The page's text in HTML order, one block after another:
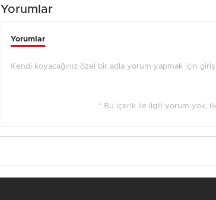
Yorumlar
Yorumlar
Kendi koyacağınız özel bir adla yorum yapmak için
* Bu içerik ile ilgili yorum yok,